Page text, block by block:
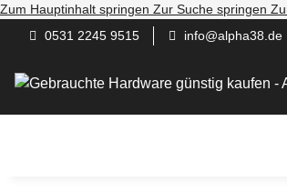
Zum Hauptinhalt springen Zur Suche springen
0531 2245 9515 info@alpha38.de